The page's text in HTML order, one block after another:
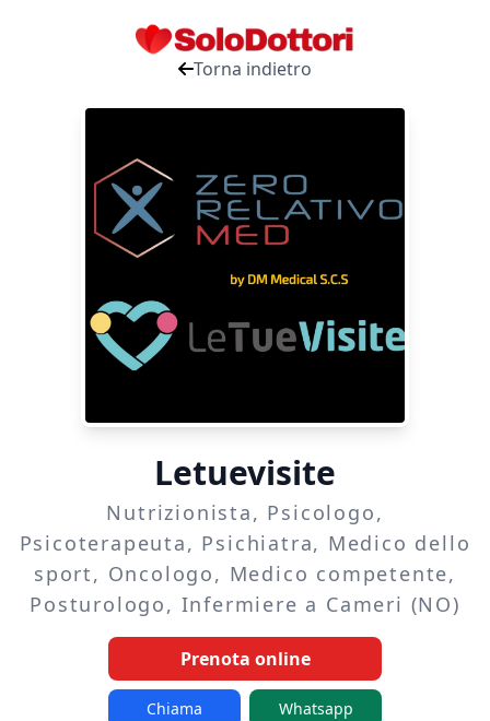
Torna indietro
Letuevisite
Nutrizionista, Psicologo,
Psicoterapeuta, Psichiatra, Medico dello
sport, Oncologo, Medico competente,
Posturologo, Infermiere a Cameri (NO)
Prenota online
Chiama Whatsapp